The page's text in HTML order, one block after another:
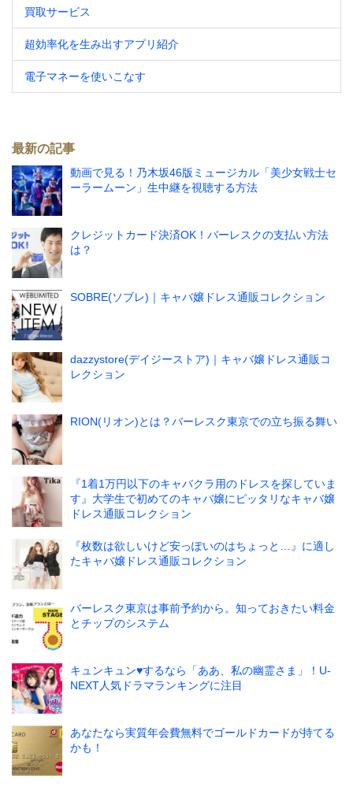
買取サービス
超効率化を生み出すアプリ紹介
電子マネーを使いこなす
最新の記事
動画で見る！乃木坂46版ミュージカル「美少女戦士セ
ーラームーン」生中継を視聴する方法
クレジットカード決済OK！バーレスクの支払い方法
は？
SOBRE(ソブレ)｜キャバ嬢ドレス通販コレクション
dazzystore(デイジーストア)｜キャバ嬢ドレス通販コ
レクション
RION(リオン)とは？バーレスク東京での立ち振る舞い
『1着1万円以下のキャバクラ用のドレスを探していま
す』大学生で初めてのキャバ嬢にピッタリなキャバ嬢
ドレス通販コレクション
『枚数は欲しいけど安っぽいのはちょっと…』に適し
たキャバ嬢ドレス通販コレクション
バーレスク東京は事前予約から。知っておきたい料金
とチップのシステム
キュンキュン♥するなら「ああ、私の幽霊さま」！U-
NEXT人気ドラマランキングに注目
あなたなら実質年会費無料でゴールドカードが持てる
かも！